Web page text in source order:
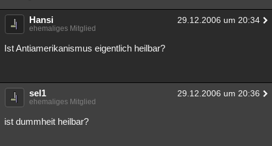
Hansi 29.12.2006 um 20:34
ehemaliges Mitglied
Ist Antiamerikanismus eigentlich heilbar?
sel1 29.12.2006 um 20:36
ehemaliges Mitglied
ist dummheit heilbar?